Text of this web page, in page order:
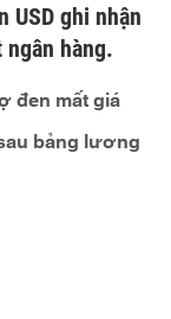
USD ghi nhận
hàng.
đen mất giá
bảng lương